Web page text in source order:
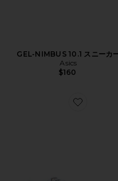
GEL-NIMBUS 10.1 スニーカ
Asics
$160
Favorite